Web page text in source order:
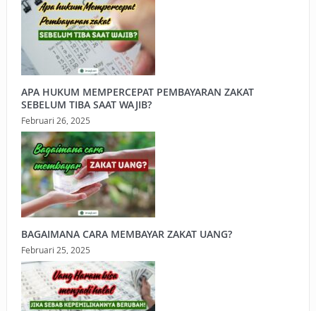
APA HUKUM MEMPERCEPAT PEMBAYARAN ZAKAT
SEBELUM TIBA SAAT WAJIB?
Februari 26, 2025
BAGAIMANA CARA MEMBAYAR ZAKAT UANG?
Februari 25, 2025